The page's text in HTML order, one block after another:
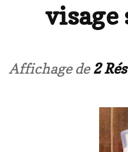
visage
Affichage de2